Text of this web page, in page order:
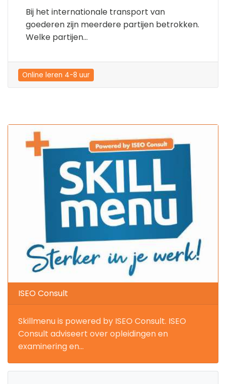
Bij het internationale transport van
goederen zijn meerdere partijen betrokken.
Welke partijen...
Online leren 4-8 uur
ISEO Consult
Skillmenu is powered by ISEO Consult. ISEO
Consult adviseert over opleidingen en
examinering en...